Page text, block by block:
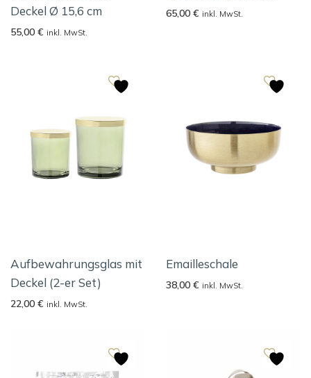
Deckel Ø 15,6 cm
55,00 € inkl. MwSt.
65,00 € inkl. MwSt.
Aufbewahrungsglas mit
Deckel (2-er Set)
22,00 € inkl. MwSt.
Emailleschale
38,00 € inkl. MwSt.